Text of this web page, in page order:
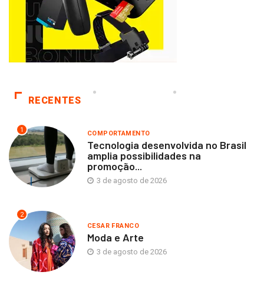
RECENTES
1 COMPORTAMENTO
Tecnologia desenvolvida no Brasil
amplia possibilidades na
promoção...
3 de agosto de 2026
2
CESAR FRANCO
Moda e Arte
3 de agosto de 2026